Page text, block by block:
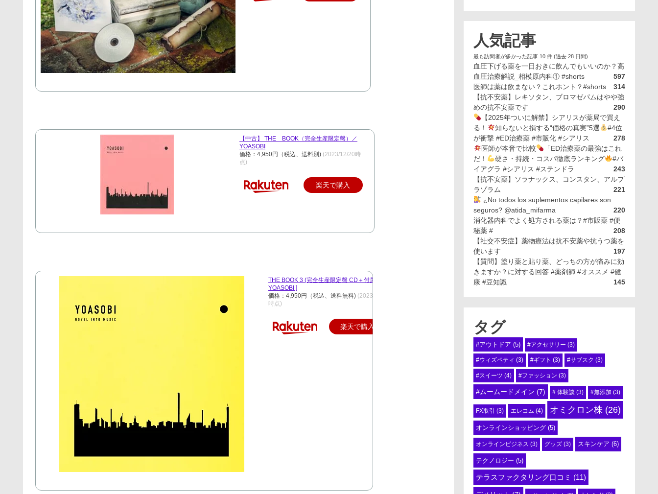
【中古】 THE BOOK（完全生産限定盤）／
YOASOBI
価格：4,950円（税込、送料別) (2023/12/20時
点)
楽天で購入
THE BOOK 3 (完全生産限定盤 CD＋付属品) [
YOASOBI ]
価格：4,950円（税込、送料無料) (2023/12/20
時点)
楽天で購入
人気記事
最も訪問者が多かった記事 10 件 (過去 28 日間)
血圧下げる薬を一日おきに飲んでもいいのか？高
血圧治療解説_相模原内科① #shorts
597
医師は薬は飲まない？これホント？#shorts
314
【抗不安薬】レキソタン、ブロマゼパムはやや強
めの抗不安薬です
290
【2025年ついに解禁】シアリスが薬局で買え
る！
知らないと損する“価格の真実”5選
#4位
が衝撃 #ED治療薬 #市販化 #シアリス
278
医師が本音で比較
「ED治療薬の最強はこれ
だ！
硬さ・持続・コスパ徹底ランキング
#バ
イアグラ #シアリス #ステンドラ
243
【抗不安薬】ソラナックス、コンスタン、アルプ
ラゾラム
221
¿No todos los suplementos capilares son
seguros? @atida_mifarma
220
消化器内科でよく処方される薬は？#市販薬 #便
秘薬 #
208
【社交不安症】薬物療法は抗不安薬や抗うつ薬を
使います
197
【質問】塗り薬と貼り薬、どっちの方が痛みに効
きますか？に対する回答 #薬剤師 #オススメ #健
康 #豆知識
145
タグ
#アウトドア (5) #アクセサリー (3)
#ウィズペティ (3) #ギフト (3) #サブスク (3)
#スイーツ (4) #ファッション (3)
#ムームードメイン (7) # 体験談 (3) #無添加 (3)
FX取引 (3) エレコム (4) オミクロン株 (26)
オンラインショッピング (5)
オンラインビジネス (3) グッズ (3) スキンケア (6)
テクノロジー (5)
テラスファクタリング口コミ (11)